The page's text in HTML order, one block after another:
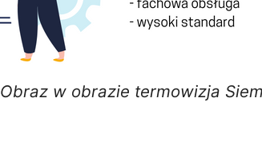
Obraz w obrazie termowizja